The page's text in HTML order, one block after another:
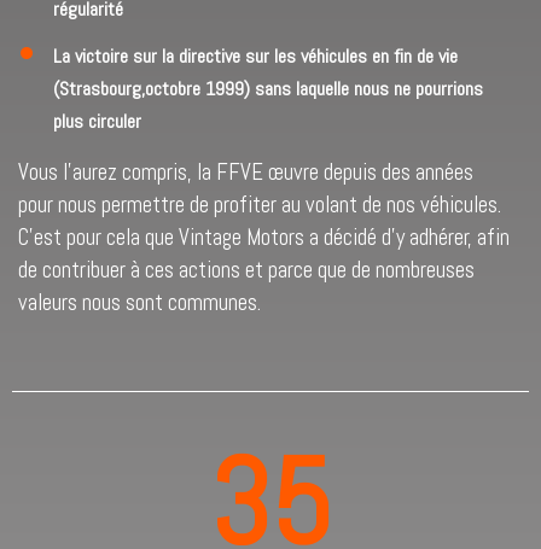
régularité
La victoire sur la directive sur les véhicules en fin de vie
(Strasbourg,octobre 1999) sans laquelle nous ne pourrions
plus circuler
Vous l’aurez compris, la FFVE œuvre depuis des années
pour nous permettre de profiter au volant de nos véhicules.
C’est pour cela que Vintage Motors a décidé d’y adhérer, afin
de contribuer à ces actions et parce que de nombreuses
valeurs nous sont communes.
35